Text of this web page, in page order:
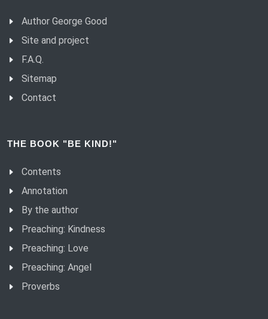
Author George Good
Site and project
F.A.Q.
Sitemap
Contact
THE BOOK "BE KIND!"
Contents
Annotation
By the author
Preaching: Kindness
Preaching: Love
Preaching: Angel
Proverbs